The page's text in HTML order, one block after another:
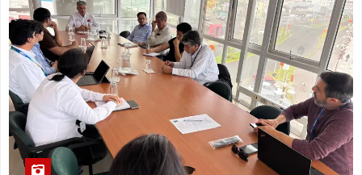
14 de agosto
Viernes 21°C 18°C